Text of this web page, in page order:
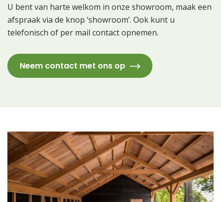
U bent van harte welkom in onze showroom, maak een
afspraak via de knop ‘showroom’. Ook kunt u
telefonisch of per mail contact opnemen.
Neem contact met ons op